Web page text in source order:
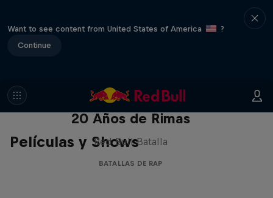
Want to see content from United States of America
?
Continue
Películas y Shows
Red Bull Batalla Nueva Historia:
20 Años de Rimas
Red Bull Batalla
BATALLAS DE RAP